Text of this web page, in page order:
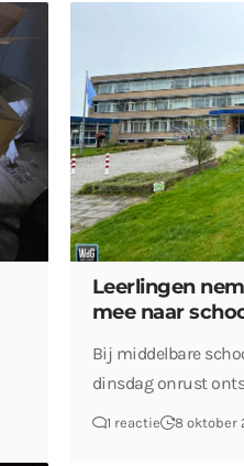
Leerlingen
mee naar
Bij middelbare
dinsdag onrust
1 reactie 8 oktober